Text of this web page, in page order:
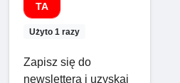
TA
Użyto 1 razy
Zapisz się do
newslettera i uzyskaj